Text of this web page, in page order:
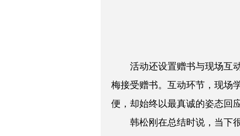
活动还设置赠书与现场互
梅接受赠书。互动环节，现场
便，却始终以最真诚的姿态回
韩松刚 在总结时说，当下